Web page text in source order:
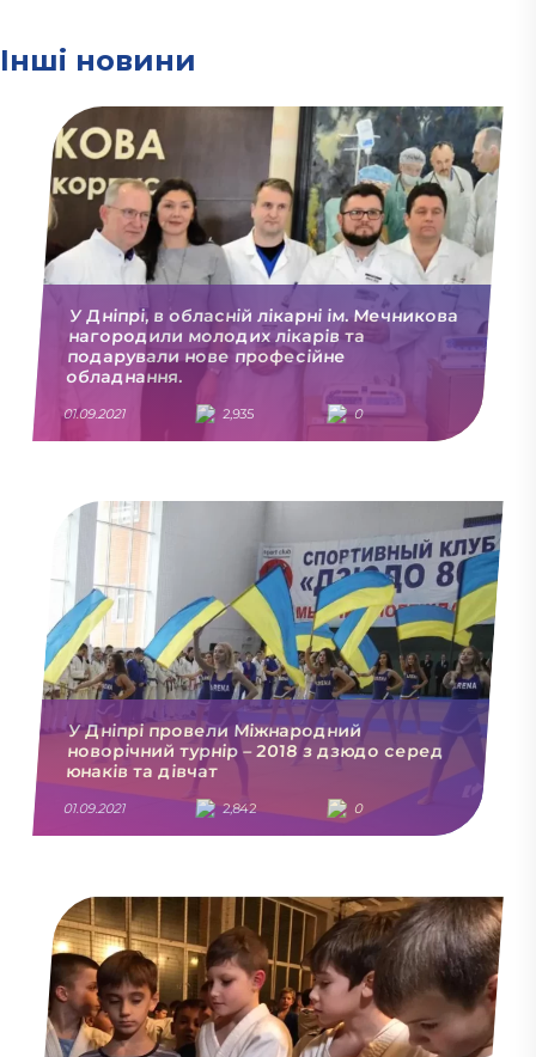
Інші новини
У Дніпрі, в обласній лікарні ім. Мечникова
нагородили молодих лікарів та
подарували нове професійне
обладнання.
01.09.2021 2,935 0
У Дніпрі провели Міжнародний
новорічний турнір – 2018 з дзюдо серед
юнаків та дівчат
01.09.2021 2,842 0